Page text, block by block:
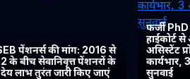
पेंशनर्स की मांग: 2016 से
के बीच सेवानिवृत्त पेंशनरों के
लाभ तुरंत जारी किए जाएं
फर्जी PhD
हाईकोर्ट
असिस्टेंट
कार्यभार,
सुनवाई